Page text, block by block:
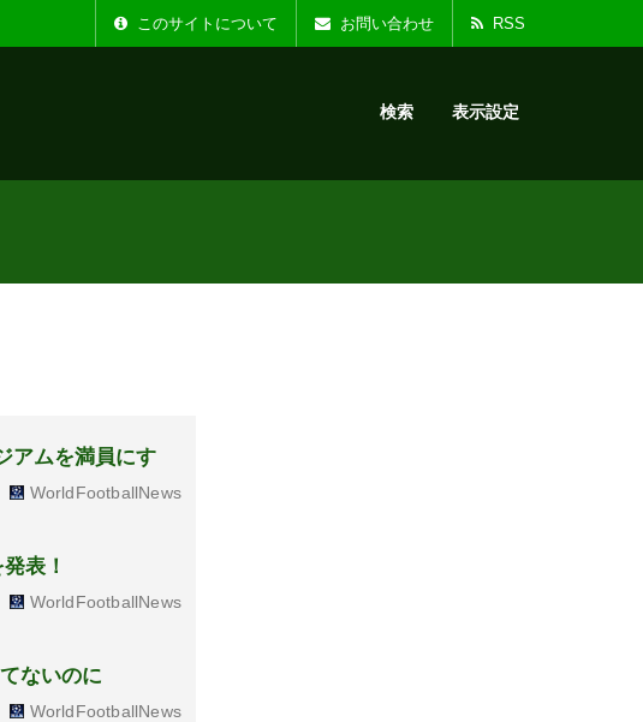
を追加しました。 お知らせ :
このサイトについて お問い合わせ RSS
検索 表示設定
アムを満員にす
WorldFootballNews
表！
WorldFootballNews
ないのに
WorldFootballNews